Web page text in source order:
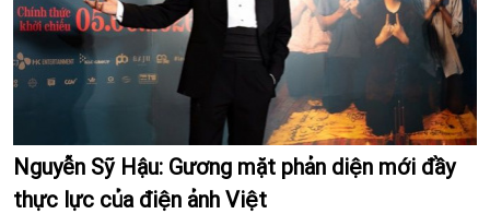
Nguyễn Sỹ Hậu: Gương mặt phản diện mới đầy
thực lực của điện ảnh Việt